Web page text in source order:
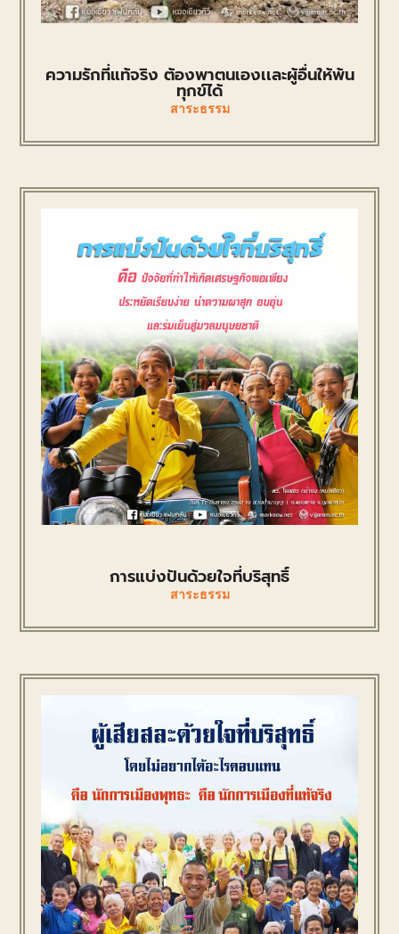
ความรักที่แท้จริง ต้องพาตนเองเเละผู้อื่นให้พ้น
ทุกข์ได้
สาระธรรม
การแบ่งปันด้วยใจที่บริสุทธิ์
สาระธรรม